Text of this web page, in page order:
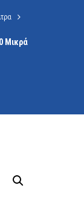
Μικρά